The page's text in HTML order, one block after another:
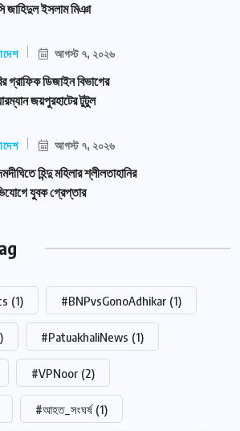
জাহিদুল ইসলাম মিঞা
আগস্ট ৭, ২০২৬
গ্রাফিক ডিজাইন বিভাগের
জয়পুরহাটের টুটুল
আগস্ট ৭, ২০২৬
হিন্দু মহিলার শ্লীলতাহানির
যুবক গ্রেপ্তার
(1) #BNPvsGonoAdhikar (1)
#PatuakhaliNews (1)
#VPNoor (2)
#আহত_সংঘর্ষ (1)